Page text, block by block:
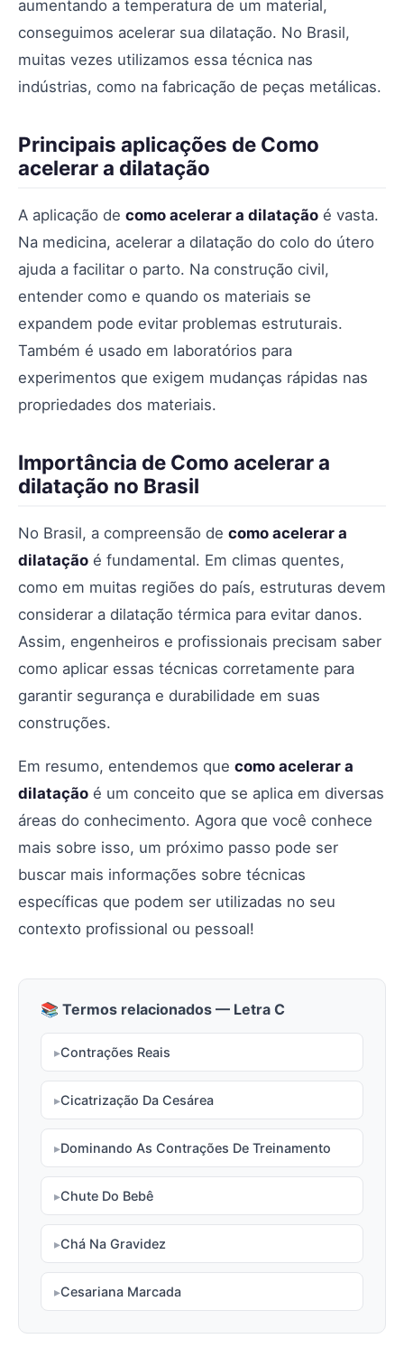
aumentando a temperatura de um material,
conseguimos acelerar sua dilatação. No Brasil,
muitas vezes utilizamos essa técnica nas
indústrias, como na fabricação de peças metálicas.
Principais aplicações de Como
acelerar a dilatação
A aplicação de como acelerar a dilatação é vasta.
Na medicina, acelerar a dilatação do colo do útero
ajuda a facilitar o parto. Na construção civil,
entender como e quando os materiais se
expandem pode evitar problemas estruturais.
Também é usado em laboratórios para
experimentos que exigem mudanças rápidas nas
propriedades dos materiais.
Importância de Como acelerar a
dilatação no Brasil
No Brasil, a compreensão de como acelerar a
dilatação é fundamental. Em climas quentes,
como em muitas regiões do país, estruturas devem
considerar a dilatação térmica para evitar danos.
Assim, engenheiros e profissionais precisam saber
como aplicar essas técnicas corretamente para
garantir segurança e durabilidade em suas
construções.
Em resumo, entendemos que como acelerar a
dilatação é um conceito que se aplica em diversas
áreas do conhecimento. Agora que você conhece
mais sobre isso, um próximo passo pode ser
buscar mais informações sobre técnicas
específicas que podem ser utilizadas no seu
contexto profissional ou pessoal!
📚 Termos relacionados — Letra C
Contrações Reais
Cicatrização Da Cesárea
Dominando As Contrações De Treinamento
Chute Do Bebê
Chá Na Gravidez
Cesariana Marcada